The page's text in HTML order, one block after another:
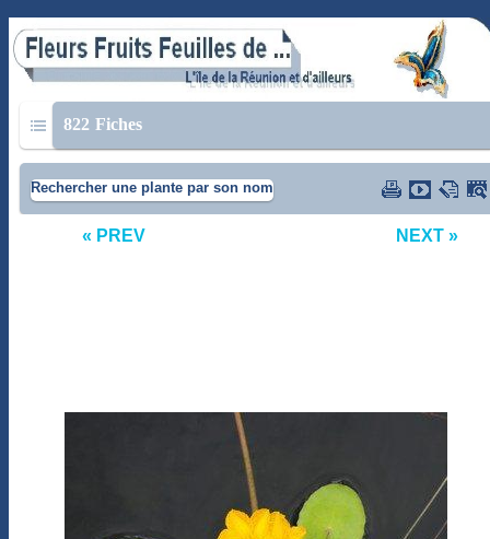
822 Fiches
Rechercher une plante par son nom
« PREV NEXT »